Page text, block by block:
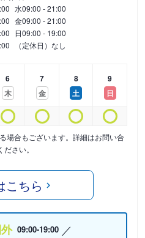
水09:00 - 21:00
金09:00 - 21:00
日09:00 - 19:00
（定休日）なし
6
木
7
金
8
土
9
日
場合もございます。詳細はお問い合
ださい。
こちら
09:00-19:00